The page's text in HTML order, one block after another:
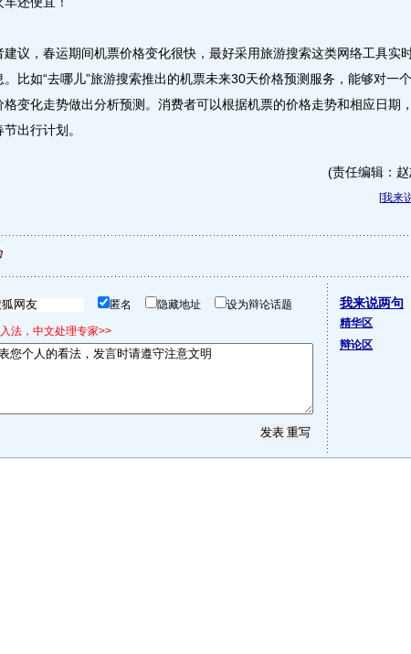
，春运期间机票价格变化很快，最好采用旅游搜索这类网络工具实
。比如“去哪儿”旅游搜索推出的机票未来30天价格预测服务，能够对一
格变化走势做出分析预测。消费者可以根据机票的价格走势和相应日期
出行计划。
(责任编辑：
[我来
匿名 隐藏地址 设为辩论话题
法，中文处理专家>>
我来说两句
精华区
辩论区